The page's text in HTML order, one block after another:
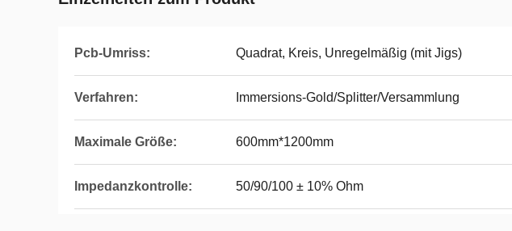
Pcb-Umriss: Quadrat, Kreis, Unregelmäßig (mit Jigs)
Verfahren: Immersions-Gold/Splitter/Versammlung
Maximale Größe: 600mm*1200mm
Impedanzkontrolle: 50/90/100 ± 10% Ohm